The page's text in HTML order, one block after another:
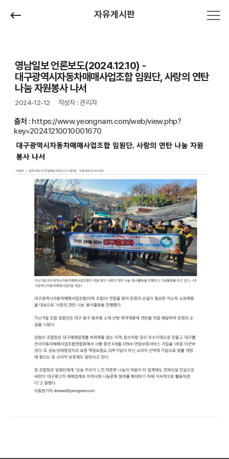
자유게시판
영남일보 언론보도(2024.12.10) -
대구광역시자동차매매사업조합 임원단, 사랑의 연탄
나눔 자원봉사 나서
2024-12-12 작성자 : 관리자
출처 : https://www.yeongnam.com/web/view.php?
key=20241210010001670